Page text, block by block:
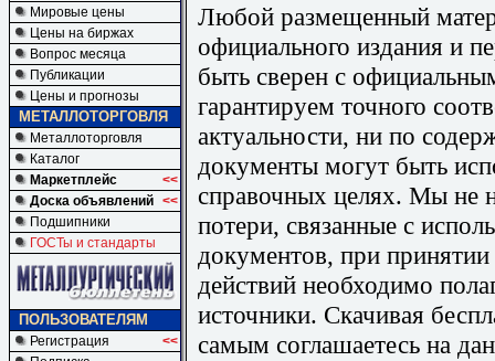
Мировые цены
Цены на биржах
Вопрос месяца
Публикации
Цены и прогнозы
МЕТАЛЛОТОРГОВЛЯ
Металлоторговля
Каталог
Маркетплейс
<<
Доска объявлений <<
Подшипники
ГОСТы и стандарты
ПОЛЬЗОВАТЕЛЯМ
Регистрация
<<
Любой размещенный
официального издания и
быть сверен с
гарантируем точного
актуальности, ни по
документы могут быть
справочных целях. Мы не
потери, связанные с
документов, при
действий необходимо
источники. Скачивая
самым соглашаетесь на